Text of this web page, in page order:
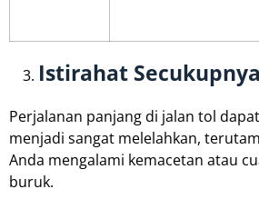
Istirahat Secukupnya
Perjalanan panjang di jalan tol dapat
menjadi sangat melelahkan,
Anda mengalami kemacetan atau
buruk.